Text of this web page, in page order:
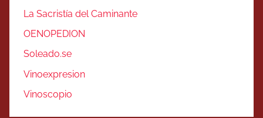
La Sacristía del Caminante
OENOPEDION
Soleado.se
Vinoexpresion
Vinoscopio